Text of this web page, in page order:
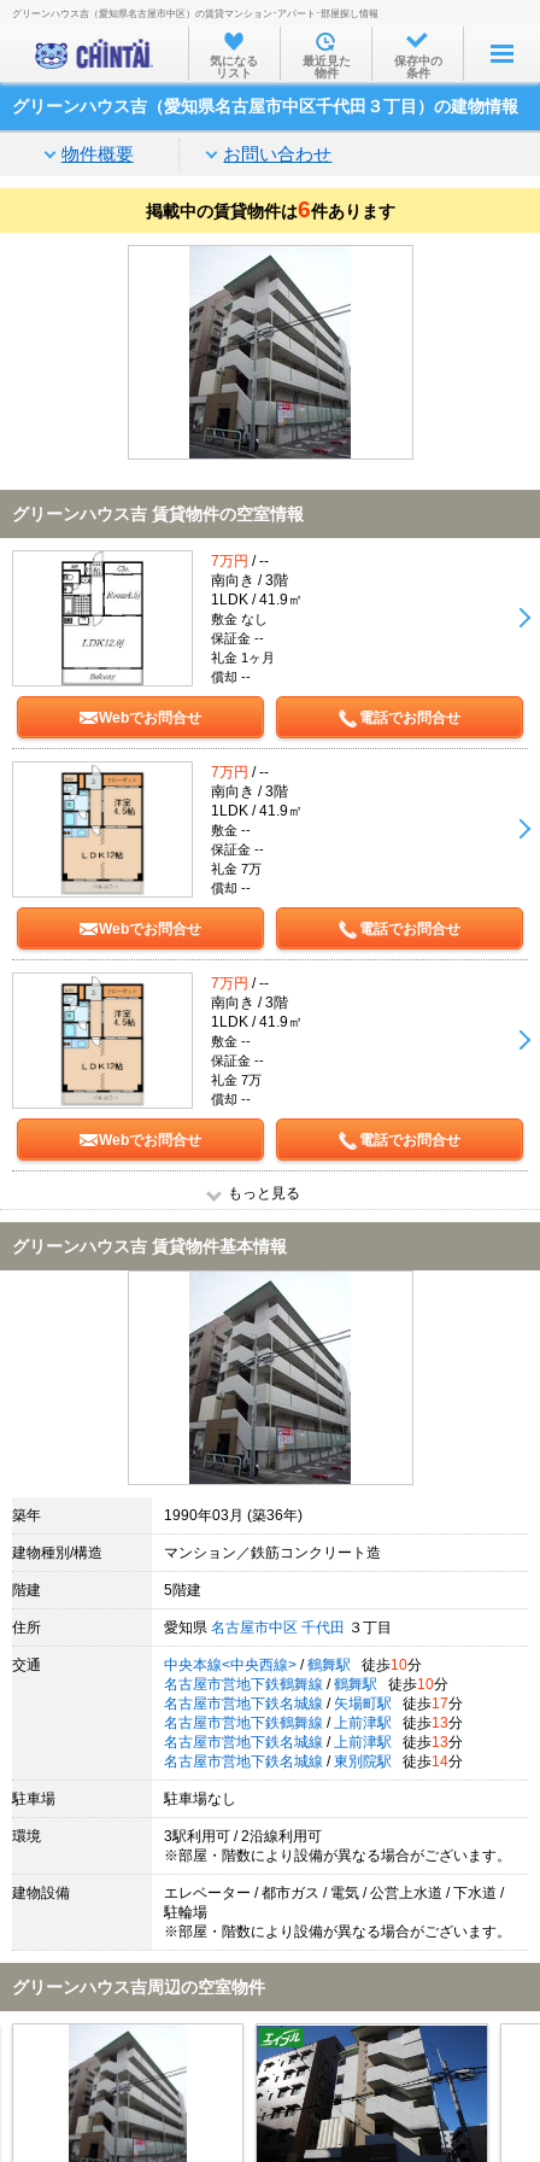
お部屋を探す
沿線・駅から
家賃相場から
通勤通学時間から
物件特集から
不動産会社から
TOP
グリーンハウス吉（愛知県名古屋市中区）の賃貸マンション･アパート･部屋探し情報
気になる
リスト
最近見た
物件
保存中の
条件
グリーンハウス吉（愛知県名古屋市中区千代田３丁目）の建物情報
物件概要 お問い合わせ
掲載中の賃貸物件は6件あります
グリーンハウス吉 賃貸物件の空室情報
7万円 / --
南向き / 3階
1LDK / 41.9㎡
敷金 なし
保証金 --
礼金 1ヶ月
償却 --
Webでお問合せ 電話でお問合せ
7万円 / --
南向き / 3階
1LDK / 41.9㎡
敷金 --
保証金 --
礼金 7万
償却 --
Webでお問合せ 電話でお問合せ
7万円 / --
南向き / 3階
1LDK / 41.9㎡
敷金 --
保証金 --
礼金 7万
償却 --
Webでお問合せ 電話でお問合せ
もっと見る
グリーンハウス吉 賃貸物件基本情報
築年 1990年03月 (築36年)
建物種別/構造 マンション／鉄筋コンクリート造
階建 5階建
住所 愛知県 名古屋市中区 千代田 ３丁目
交通 中央本線<中央西線> / 鶴舞駅 徒歩10分
名古屋市営地下鉄鶴舞線 / 鶴舞駅 徒歩10分
名古屋市営地下鉄名城線 / 矢場町駅 徒歩17分
名古屋市営地下鉄鶴舞線 / 上前津駅 徒歩13分
名古屋市営地下鉄名城線 / 上前津駅 徒歩13分
名古屋市営地下鉄名城線 / 東別院駅 徒歩14分
駐車場 駐車場なし
環境
3駅利用可 / 2沿線利用可
※部屋・階数により設備が異なる場合がございます。
建物設備
エレベーター / 都市ガス / 電気 / 公営上水道 / 下水道 /
駐輪場
※部屋・階数により設備が異なる場合がございます。
グリーンハウス吉周辺の空室物件